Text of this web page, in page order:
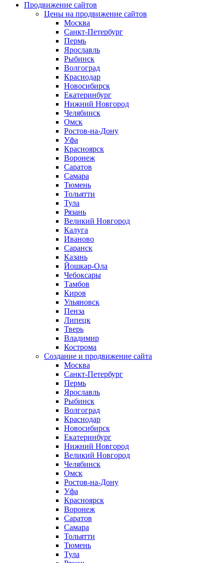
Продвижение сайтов
Цены на продвижение сайтов
Москва
Санкт-Петербург
Пермь
Ярославль
Рыбинск
Волгоград
Краснодар
Новосибирск
Екатеринбург
Нижний Новгород
Челябинск
Омск
Ростов-на-Дону
Уфа
Красноярск
Воронеж
Саратов
Самара
Тюмень
Тольятти
Тула
Рязань
Великий Новгород
Калуга
Иваново
Саранск
Казань
Йошкар-Ола
Чебоксары
Тамбов
Киров
Ульяновск
Пенза
Липецк
Тверь
Владимир
Кострома
Создание и продвижение сайта
Москва
Санкт-Петербург
Пермь
Ярославль
Рыбинск
Волгоград
Краснодар
Новосибирск
Екатеринбург
Нижний Новгород
Великий Новгород
Челябинск
Омск
Ростов-на-Дону
Уфа
Красноярск
Воронеж
Саратов
Самара
Тольятти
Тюмень
Тула